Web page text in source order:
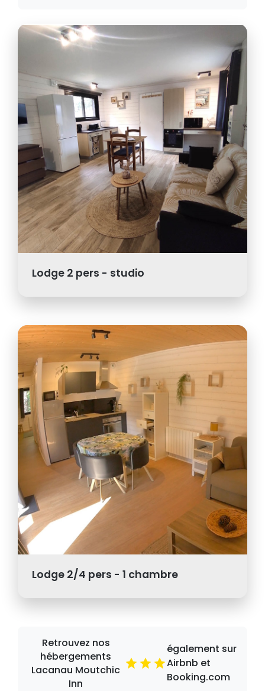
Lodge 2 pers - studio
Lodge 2/4 pers - 1 chambre
Retrouvez nos
hébergements
Lacanau Moutchic
Inn
également sur
Airbnb et
Booking.com